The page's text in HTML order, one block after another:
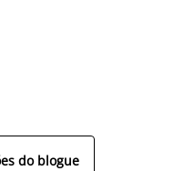
do blogue